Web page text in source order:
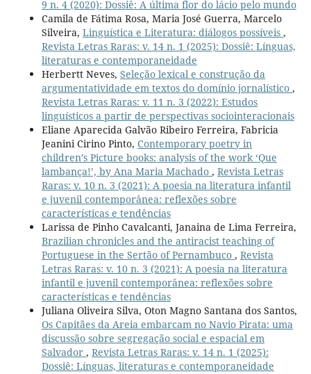
9 n. 4 (2020): Dossiê: A última flor do lácio pelo mundo
Camila de Fátima Rosa, Maria José Guerra, Marcelo
Silveira, Linguística e Literatura: diálogos possíveis ,
Revista Letras Raras: v. 14 n. 1 (2025): Dossiê: Línguas,
literaturas e contemporaneidade
Herbertt Neves, Seleção lexical e construção da
argumentatividade em textos do domínio jornalístico ,
Revista Letras Raras: v. 11 n. 3 (2022): Estudos
linguísticos a partir de perspectivas sociointeracionais
Eliane Aparecida Galvão Ribeiro Ferreira, Fabricia
Jeanini Cirino Pinto, Contemporary poetry in
children’s Picture books: analysis of the work ‘Que
lambança!’, by Ana Maria Machado , Revista Letras
Raras: v. 10 n. 3 (2021): A poesia na literatura infantil
e juvenil contemporânea: reflexões sobre
características e tendências
Larissa de Pinho Cavalcanti, Janaina de Lima Ferreira,
Brazilian chronicles and the antiracist teaching of
Portuguese in the Sertão of Pernambuco , Revista
Letras Raras: v. 10 n. 3 (2021): A poesia na literatura
infantil e juvenil contemporânea: reflexões sobre
características e tendências
Juliana Oliveira Silva, Oton Magno Santana dos Santos,
Os Capitães da Areia embarcam no Navio Pirata: uma
discussão sobre segregação social e espacial em
Salvador , Revista Letras Raras: v. 14 n. 1 (2025):
Dossiê: Línguas, literaturas e contemporaneidade